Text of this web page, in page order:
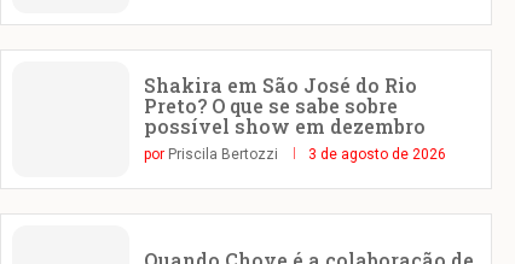
Shakira em São José do Rio
Preto? O que se sabe sobre
possível show em dezembro
por Priscila Bertozzi 3 de agosto de 2026